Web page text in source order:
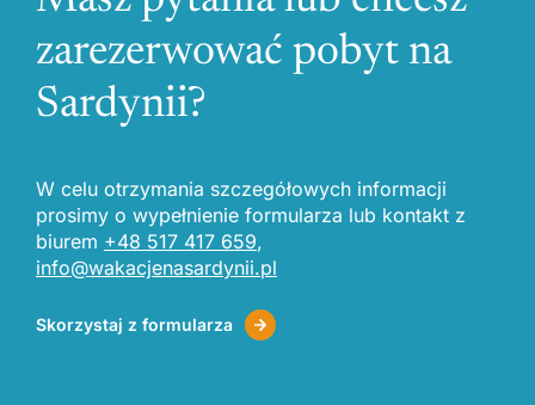
zarezerwować pobyt na
Sardynii?
W celu otrzymania szczegółowych informacji
prosimy o wypełnienie formularza lub kontakt z
biurem +48 517 417 659,
info@wakacjenasardynii.pl
Skorzystaj z formularza